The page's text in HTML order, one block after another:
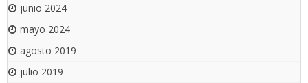
junio 2024
mayo 2024
agosto 2019
julio 2019